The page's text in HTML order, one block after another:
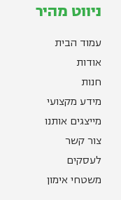
ניווט מהיר
עמוד הבית
אודות
חנות
מידע מקצועי
מייצגים אותנו
צור קשר
לעסקים
משטחי אימון